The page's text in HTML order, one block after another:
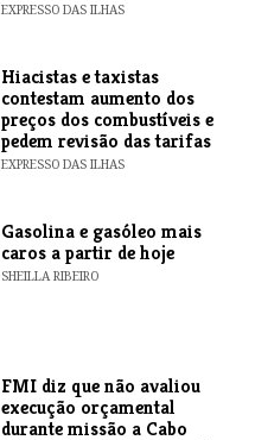
EXPRESSO DAS ILHAS
Hiacistas e taxistas
contestam aumento dos
preços dos combustíveis e
pedem revisão das tarifas
EXPRESSO DAS ILHAS
Gasolina e gasóleo mais
caros a partir de hoje
SHEILLA RIBEIRO
FMI diz que não avaliou
execução orçamental
durante missão a Cabo